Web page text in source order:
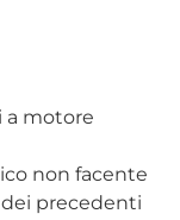
a motore
non facente
precedenti